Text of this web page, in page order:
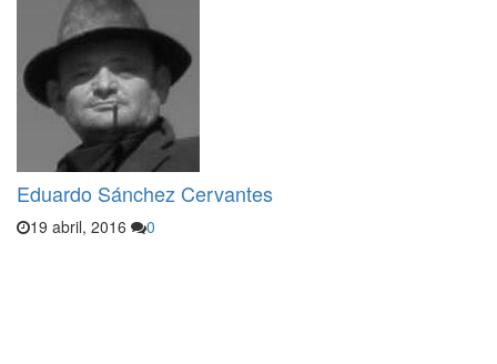
Eduardo Sánchez Cervantes
19 abril, 2016 0